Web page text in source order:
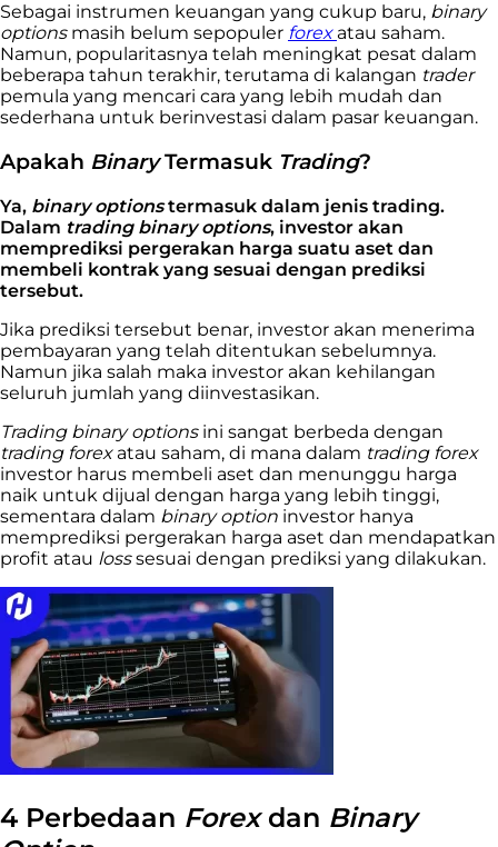
Sebagai instrumen keuangan yang cukup baru, binary
optionsmasih belum sepopuler forex atau saham.
Namun, popularitasnya telah meningkat pesat dalam
beberapa tahun terakhir, terutama di kalangan trader
pemula yang mencari cara yang lebih mudah dan
sederhana untuk berinvestasi dalam pasar keuangan.
Apakah BinaryTermasuk Trading?
Ya, binary optionstermasuk dalam jenis trading.
Dalam trading binary options, investor akan
memprediksi pergerakan harga suatu aset dan
membeli kontrak yang sesuai dengan prediksi
tersebut.
Jika prediksi tersebut benar, investor akan menerima
pembayaran yang telah ditentukan sebelumnya.
Namun jika salah maka investor akan kehilangan
seluruh jumlah yang diinvestasikan.
Trading binary optionsini sangat berbeda dengan
trading forexatau saham, di mana dalam trading forex
investor harus membeli aset dan menunggu harga
naik untuk dijual dengan harga yang lebih tinggi,
sementara dalam binary option investor hanya
memprediksi pergerakan harga aset dan mendapatkan
profit atau losssesuai dengan prediksi yang dilakukan.
4 Perbedaan Forexdan Binary